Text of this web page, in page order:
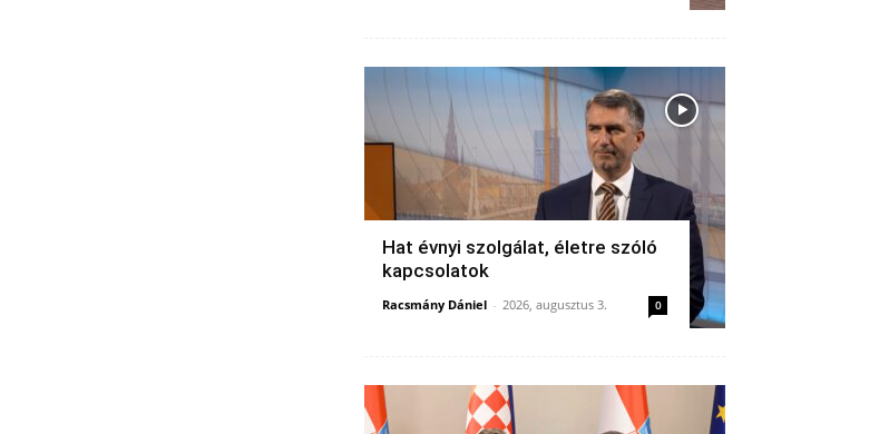
Hat évnyi szolgálat, életre szóló
kapcsolatok
Racsmány Dániel - 2026, augusztus 3. 0